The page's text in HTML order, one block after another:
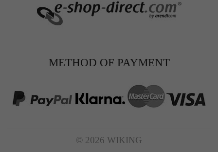
METHOD OF PAYMENT
© 2026 WIKING